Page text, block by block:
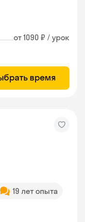
от 1090 ₽ / урок
время
19 лет опыта